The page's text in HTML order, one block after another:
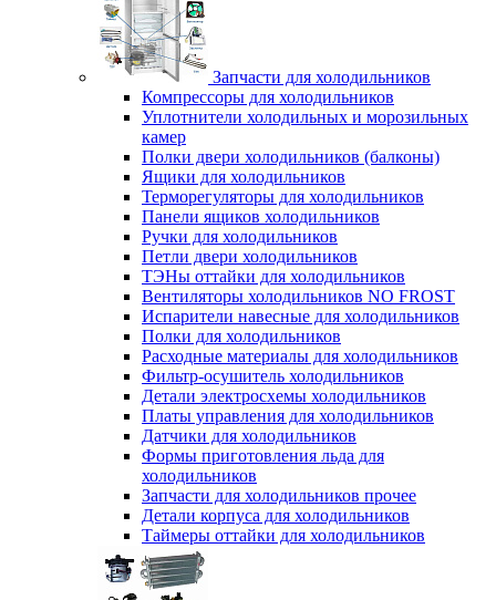
Запчасти для холодильников
Компрессоры для холодильников
Уплотнители холодильных и морозильных
камер
Полки двери холодильников (балконы)
Ящики для холодильников
Терморегуляторы для холодильников
Панели ящиков холодильников
Ручки для холодильников
Петли двери холодильников
ТЭНы оттайки для холодильников
Вентиляторы холодильников NO FROST
Испарители навесные для холодильников
Полки для холодильников
Расходные материалы для холодильников
Фильтр-осушитель холодильников
Детали электросхемы холодильников
Платы управления для холодильников
Датчики для холодильников
Формы приготовления льда для
холодильников
Запчасти для холодильников прочее
Детали корпуса для холодильников
Таймеры оттайки для холодильников